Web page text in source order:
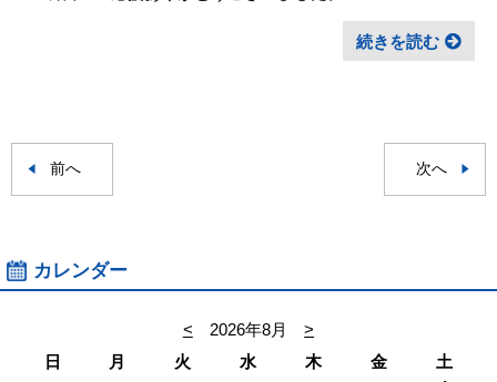
続きを読む
前へ 次へ
カレンダー
< 2026年8月
>
日
月 火 水 木 金
土